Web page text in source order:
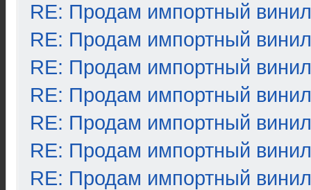
RE: Продам импортный винил
RE: Продам импортный винил
RE: Продам импортный винил
RE: Продам импортный винил
RE: Продам импортный винил
RE: Продам импортный винил
RE: Продам импортный винил